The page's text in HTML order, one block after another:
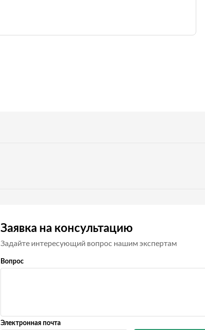
Заявка на консультацию
Задайте интересующий вопрос нашим экспертам
Вопрос
Электронная почта